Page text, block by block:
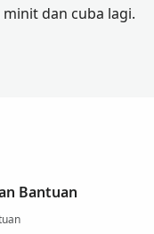
dan cuba lagi.
Bantuan